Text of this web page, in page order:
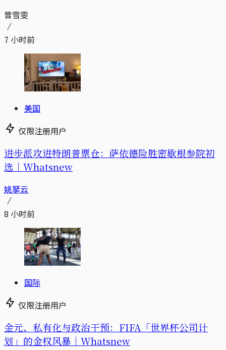
曾雪雯
7 小时前
美国
仅限注册用户
进步派攻进特朗普票仓：萨依德险胜密歇根参院初
选｜Whatsnew
姚拏云
8 小时前
国际
仅限注册用户
金元、私有化与政治干预：FIFA「世界杯公司计
划」的金权风暴｜Whatsnew